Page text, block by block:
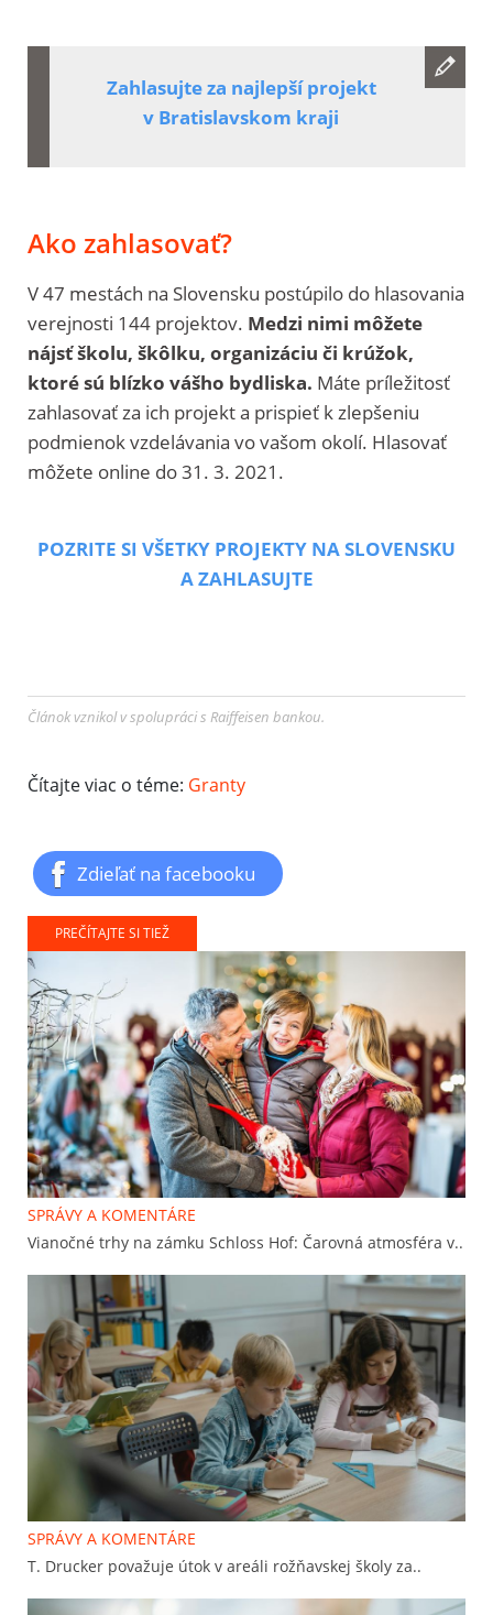
Zahlasujte za najlepší projekt
v Bratislavskom kraji
Ako zahlasovať?
V 47 mestách na Slovensku postúpilo do hlasovania
verejnosti 144 projektov. Medzi nimi môžete
nájsť školu, škôlku, organizáciu či krúžok,
ktoré sú blízko vášho bydliska. Máte príležitosť
zahlasovať za ich projekt a prispieť k zlepšeniu
podmienok vzdelávania vo vašom okolí. Hlasovať
môžete online do 31. 3. 2021.
POZRITE SI VŠETKY PROJEKTY NA SLOVENSKU
A ZAHLASUJTE
Článok vznikol v spolupráci s Raiffeisen bankou.
Čítajte viac o téme: Granty
Zdieľať na facebooku
PREČÍTAJTE SI TIEŽ
SPRÁVY A KOMENTÁRE
Vianočné trhy na zámku Schloss Hof: Čarovná atmosféra v..
SPRÁVY A KOMENTÁRE
T. Drucker považuje útok v areáli rožňavskej školy za..